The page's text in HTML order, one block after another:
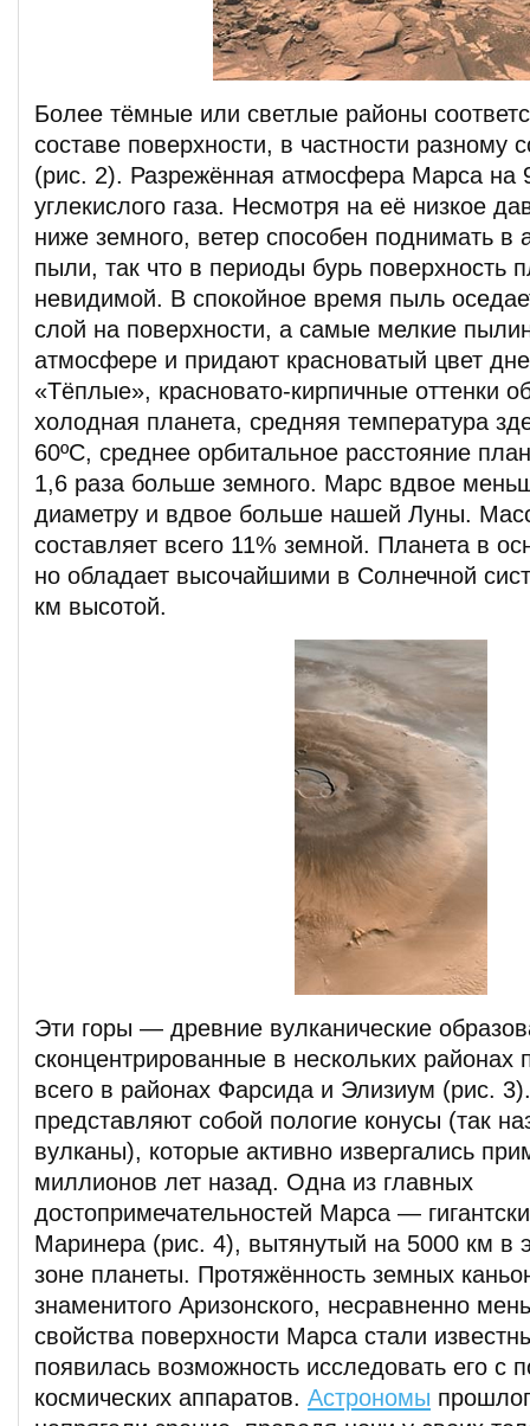
Более тёмные или светлые районы
составе поверхности, в частности разному
(рис. 2). Разрежённая атмосфера Марса на
углекислого газа. Несмотря на её низкое
ниже земного, ветер способен поднимать в
пыли, так что в периоды бурь поверхность
невидимой. В спокойное время пыль
слой на поверхности, а самые мелкие
атмосфере и придают красноватый цвет
«Тёплые», красновато-кирпичные оттенки
холодная планета, средняя температура
60ºС, среднее орбитальное расстояние
1,6 раза больше земного. Марс вдвое
диаметру и вдвое больше нашей Луны.
составляет всего 11% земной. Планета в
но обладает высочайшими в Солнечной
км высотой.
Эти горы — древние вулканические
сконцентрированные в нескольких районах
всего в районах Фарсида и Элизиум (рис.
представляют собой пологие конусы (так
вулканы), которые активно извергались
миллионов лет назад. Одна из главных
достопримечательностей Марса —
Маринера (рис. 4), вытянутый на 5000 км в
зоне планеты. Протяжённость земных
знаменитого Аризонского, несравненно
свойства поверхности Марса стали
появилась возможность исследовать его с
космических аппаратов. Астрономы